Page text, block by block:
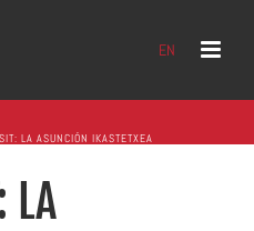
EN
LA ASUNCIÓN IKASTETXEA
LA